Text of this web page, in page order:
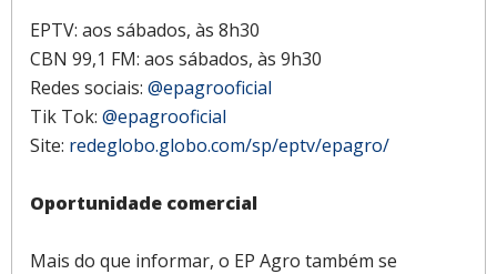
EPTV: aos sábados, às 8h30
CBN 99,1 FM: aos sábados, às 9h30
Redes sociais: @epagrooficial
Tik Tok: @epagrooficial
Site: redeglobo.globo.com/sp/eptv/epagro/
Oportunidade comercial
Mais do que informar, o EP Agro também se